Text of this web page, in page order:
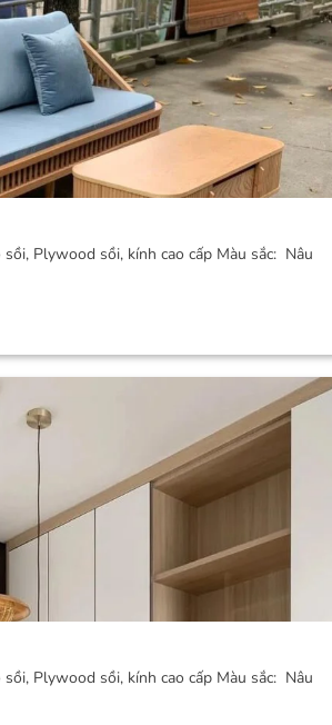
Plywood sồi, kính cao cấp Màu sắc: Nâu
Plywood sồi, kính cao cấp Màu sắc: Nâu